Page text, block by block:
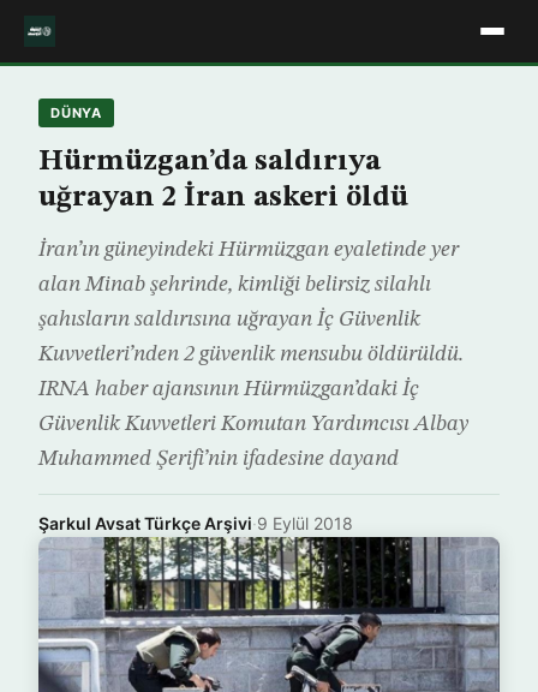
DÜNYA
Hürmüzgan’da saldırıya
uğrayan 2 İran askeri öldü
İran’ın güneyindeki Hürmüzgan eyaletinde yer
alan Minab şehrinde, kimliği belirsiz silahlı
şahısların saldırısına uğrayan İç Güvenlik
Kuvvetleri’nden 2 güvenlik mensubu öldürüldü.
IRNA haber ajansının Hürmüzgan’daki İç
Güvenlik Kuvvetleri Komutan Yardımcısı Albay
Muhammed Şerifi’nin ifadesine dayand
Şarkul Avsat Türkçe Arşivi·9 Eylül 2018